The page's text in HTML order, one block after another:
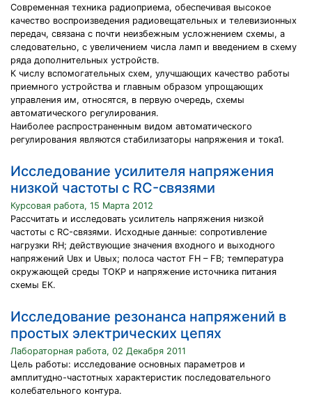
Современная техника радиоприема, обеспечивая высокое
качество воспроизведения радиовещательных и телевизионных
передач, связана с почти неизбежным усложнением схемы, а
следовательно, с увеличением числа ламп и введением в схему
ряда дополнительных устройств.
К числу вспомогательных схем, улучшающих качество работы
приемного устройства и главным образом упрощающих
управления им, относятся, в первую очередь, схемы
автоматического регулирования.
Наиболее распространенным видом автоматического
регулирования являются стабилизаторы напряжения и тока1.
Исследование усилителя напряжения
низкой частоты с RC-связями
Курсовая работа, 15 Марта 2012
Рассчитать и исследовать усилитель напряжения низкой
частоты с RC-связями. Исходные данные: сопротивление
нагрузки RН; действующие значения входного и выходного
напряжений Uвх и Uвых; полоса частот FН – FВ; температура
окружающей среды ТОКР и напряжение источника питания
схемы ЕК.
Исследование резонанса напряжений в
простых электрических цепях
Лабораторная работа, 02 Декабря 2011
Цель работы: исследование основных параметров и
амплитудно-частотных характеристик последовательного
колебательного контура.